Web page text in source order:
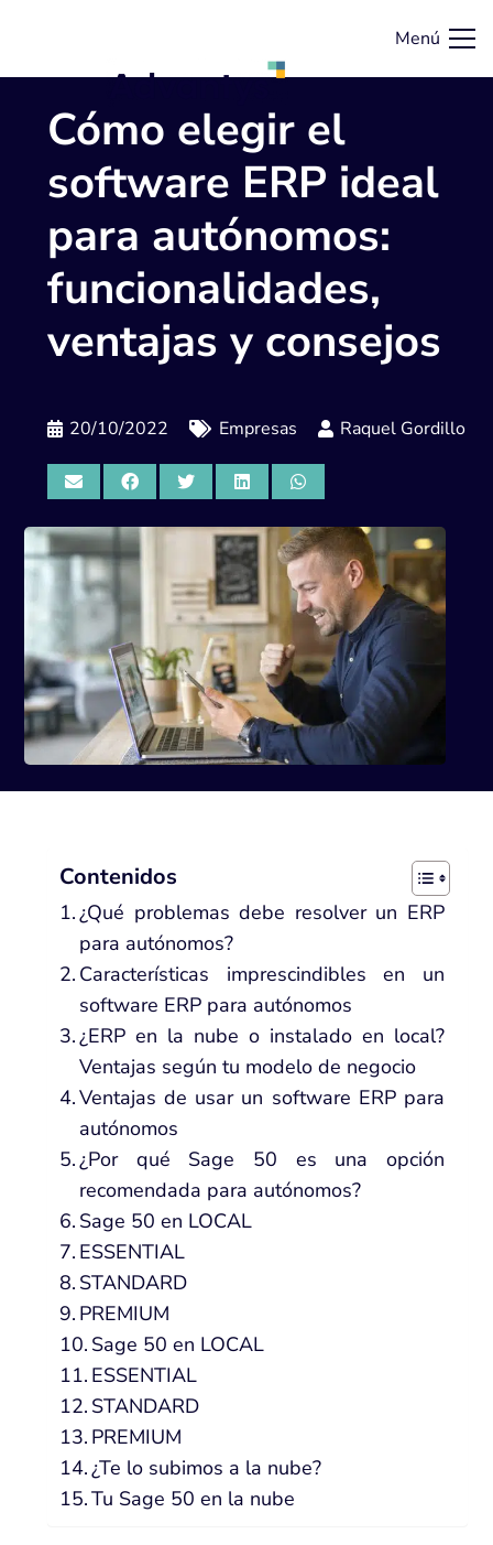
Menú
Cómo elegir el
software ERP ideal
para autónomos:
funcionalidades,
ventajas y consejos
20/10/2022 Empresas Raquel Gordillo
Contenidos
¿Qué problemas debe resolver un ERP
para autónomos?
Características imprescindibles en un
software ERP para autónomos
¿ERP en la nube o instalado en local?
Ventajas según tu modelo de negocio
Ventajas de usar un software ERP para
autónomos
¿Por qué Sage 50 es una opción
recomendada para autónomos?
Sage 50 en LOCAL
ESSENTIAL
STANDARD
PREMIUM
Sage 50 en LOCAL
ESSENTIAL
STANDARD
PREMIUM
¿Te lo subimos a la nube?
Tu Sage 50 en la nube